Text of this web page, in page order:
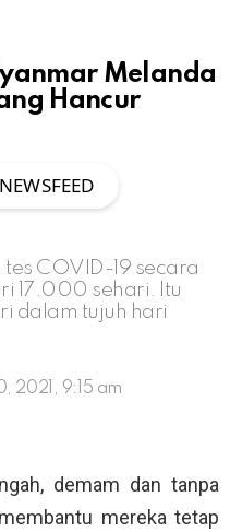
Melanda
Hancur
COVID-19 secara
17.000 sehari. Itu
dalam tujuh hari
2021, 9:15 am
demam dan tanpa
mereka tetap